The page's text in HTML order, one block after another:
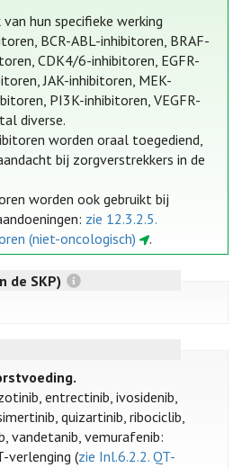
hun specifieke werking
BCR-ABL-inhibitoren, BRAF-
CDK4/6-inhibitoren, EGFR-
JAK-inhibitoren, MEK-
PI3K-inhibitoren, VEGFR-
diverse.
worden oraal toegediend,
bij zorgverstrekkers in de
worden ook gebruikt bij
zie 12.3.2.5.
(niet-oncologisch)
.
de SKP)
entrectinib, ivosidenib,
quizartinib, ribociclib,
vandetanib, vemurafenib:
verlenging (zie Inl.6.2.2. QT-